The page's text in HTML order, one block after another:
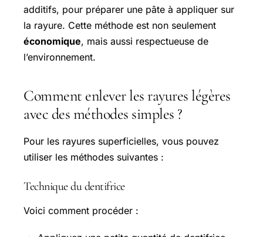
additifs, pour préparer une pâte à appliquer sur
la rayure. Cette méthode est non seulement
économique, mais aussi respectueuse de
l’environnement.
Comment enlever les rayures légères
avec des méthodes simples ?
Pour les rayures superficielles, vous pouvez
utiliser les méthodes suivantes :
Technique du dentifrice
Voici comment procéder :